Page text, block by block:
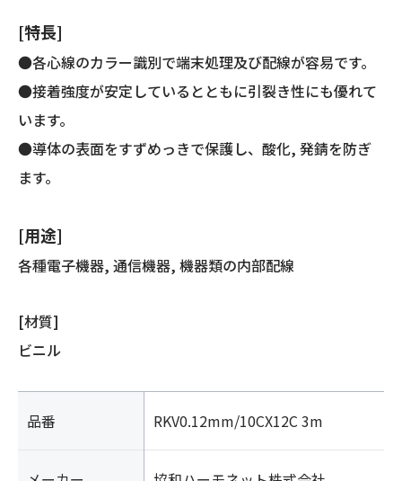
[特長]
●各心線のカラー識別で端末処理及び配線が容易です。
●接着強度が安定しているとともに引裂き性にも優れて
います。
●導体の表面をすずめっきで保護し、酸化, 発錆を防ぎ
ます。
[用途]
各種電子機器, 通信機器, 機器類の内部配線
[材質]
ビニル
品番 RKV0.12mm/10CX12C 3m